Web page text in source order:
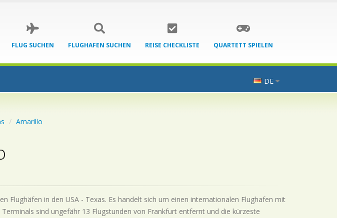
FLUG SUCHEN FLUGHAFEN SUCHEN REISE CHECKLISTE QUARTETT SPIELEN
DE
Amarillo
Flughäfen in den USA - Texas. Es handelt sich um einen internationalen Flughafen mit
sind ungefähr 13 Flugstunden von Frankfurt entfernt und die kürzeste